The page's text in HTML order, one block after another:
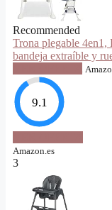
Recommended
Trona plegable 4en1,
bandeja extraíble y
9.1
Amazon.es
3